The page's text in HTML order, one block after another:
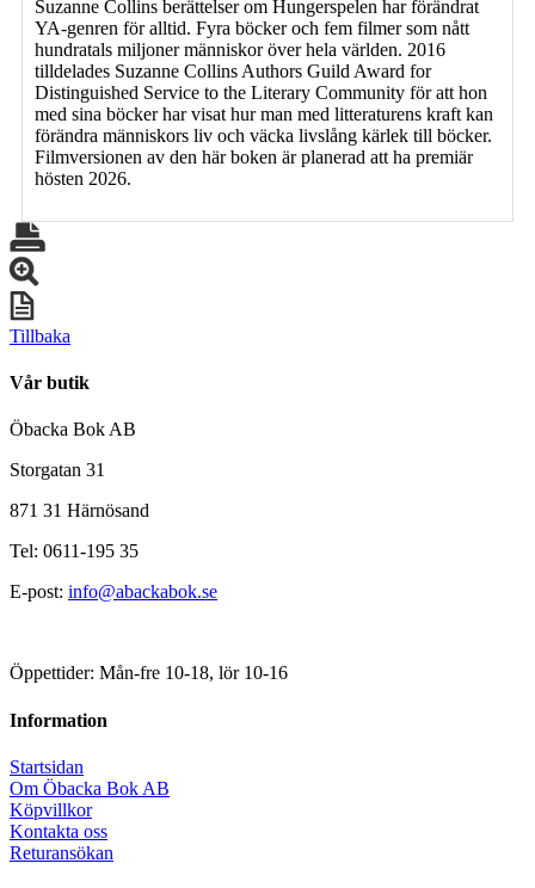
Suzanne Collins berättelser om Hungerspelen har förändrat
YA-genren för alltid. Fyra böcker och fem filmer som nått
hundratals miljoner människor över hela världen. 2016
tilldelades Suzanne Collins Authors Guild Award for
Distinguished Service to the Literary Community för att hon
med sina böcker har visat hur man med litteraturens kraft kan
förändra människors liv och väcka livslång kärlek till böcker.
Filmversionen av den här boken är planerad att ha premiär
hösten 2026.
Tillbaka
Vår butik
Öbacka Bok AB
Storgatan 31
871 31 Härnösand
Tel: 0611-195 35
E-post: info@abackabok.se
Öppettider: Mån-fre 10-18, lör 10-16
Information
Startsidan
Om Öbacka Bok AB
Köpvillkor
Kontakta oss
Returansökan